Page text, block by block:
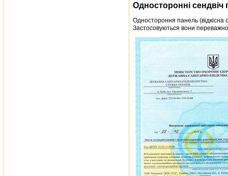
Односторонні сендвіч
Одностороння панель (відкісна
Застосовуються вони